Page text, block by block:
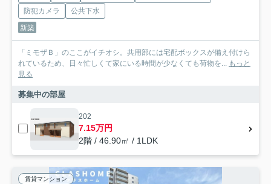
防犯カメラ
公共下水
新築
「ミモザＢ」のここがイチオシ。共用部には宅配ボックスが備え付けら
れているため、日々忙しくて家にいる時間が少なくても荷物を...
もっと
見る
募集中の部屋
202
7.15万円
2階 / 46.90㎡ / 1LDK
賃貸マンション